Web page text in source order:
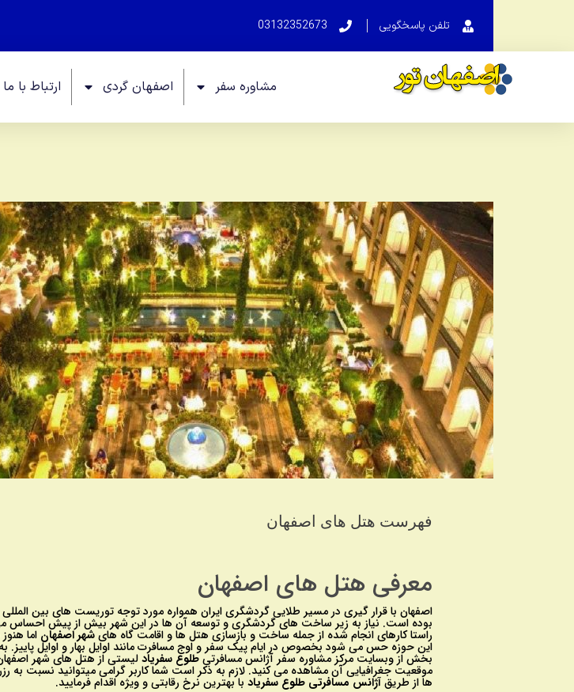
تلفن پاسخگویی 03132352673
مشاوره سفر اصفهان گردی ارتباط با ما
فهرست هتل های اصفهان
معرفی هتل های اصفهان
اصفهان با قرار گیری در مسیر طلایی گردشگری ایران همواره مورد توجه توریست های بین
بوده است. نیاز به زیر ساخت های گردشگری و توسعه آن ها در این شهر بیش از پیش احساس
راستا کارهای انجام شده از جمله ساخت و بازسازی هتل ها و اقامت گاه هایشهر اصفهان اما
این حوزه حس می شود بخصوص در ایام پیک سفر و اوج مسافرت مانند اوایل بهار و اوایل پاییز.
بخش از وبسایت مرکز مشاوره سفر آژانس مسافرتیطلوع سفریادلیستی از هتل های شهر اصفهان
موقعیت جغرافیایی آن مشاهده می کنید. لازم به ذکر است شما کاربر گرامی میتوانید نسبت به
ها از طریقآژانس مسافرتی طلوع سفریاد با بهترین نرخ رقابتی و ویژه اقدام فرمایید.